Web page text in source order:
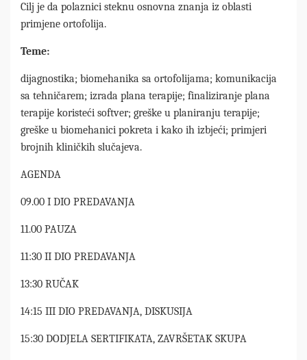
Cilj je da polaznici steknu osnovna znanja iz oblasti
primjene ortofolija.
Teme:
dijagnostika; biomehanika sa ortofolijama; komunikacija
sa tehničarem; izrada plana terapije; finaliziranje plana
terapije koristeći softver; greške u planiranju terapije;
greške u biomehanici pokreta i kako ih izbjeći; primjeri
brojnih kliničkih slučajeva.
AGENDA
09.00 I DIO PREDAVANJA
11.00 PAUZA
11:30 II DIO PREDAVANJA
13:30 RUČAK
14:15 III DIO PREDAVANJA, DISKUSIJA
15:30 DODJELA SERTIFIKATA, ZAVRŠETAK SKUPA